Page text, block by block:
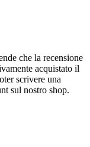
che la recensione
acquistato il
scrivere una
sul nostro shop.